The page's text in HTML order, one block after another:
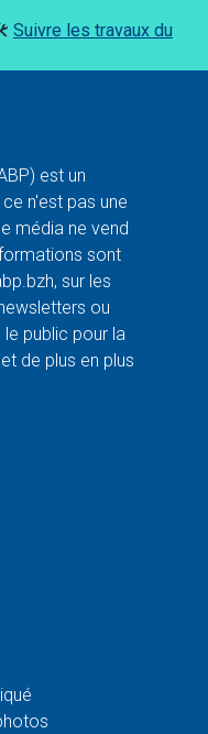
Suivre les travaux du
est un
n'est pas une
média ne vend
sont
sur les
ou
public pour la
de plus en plus